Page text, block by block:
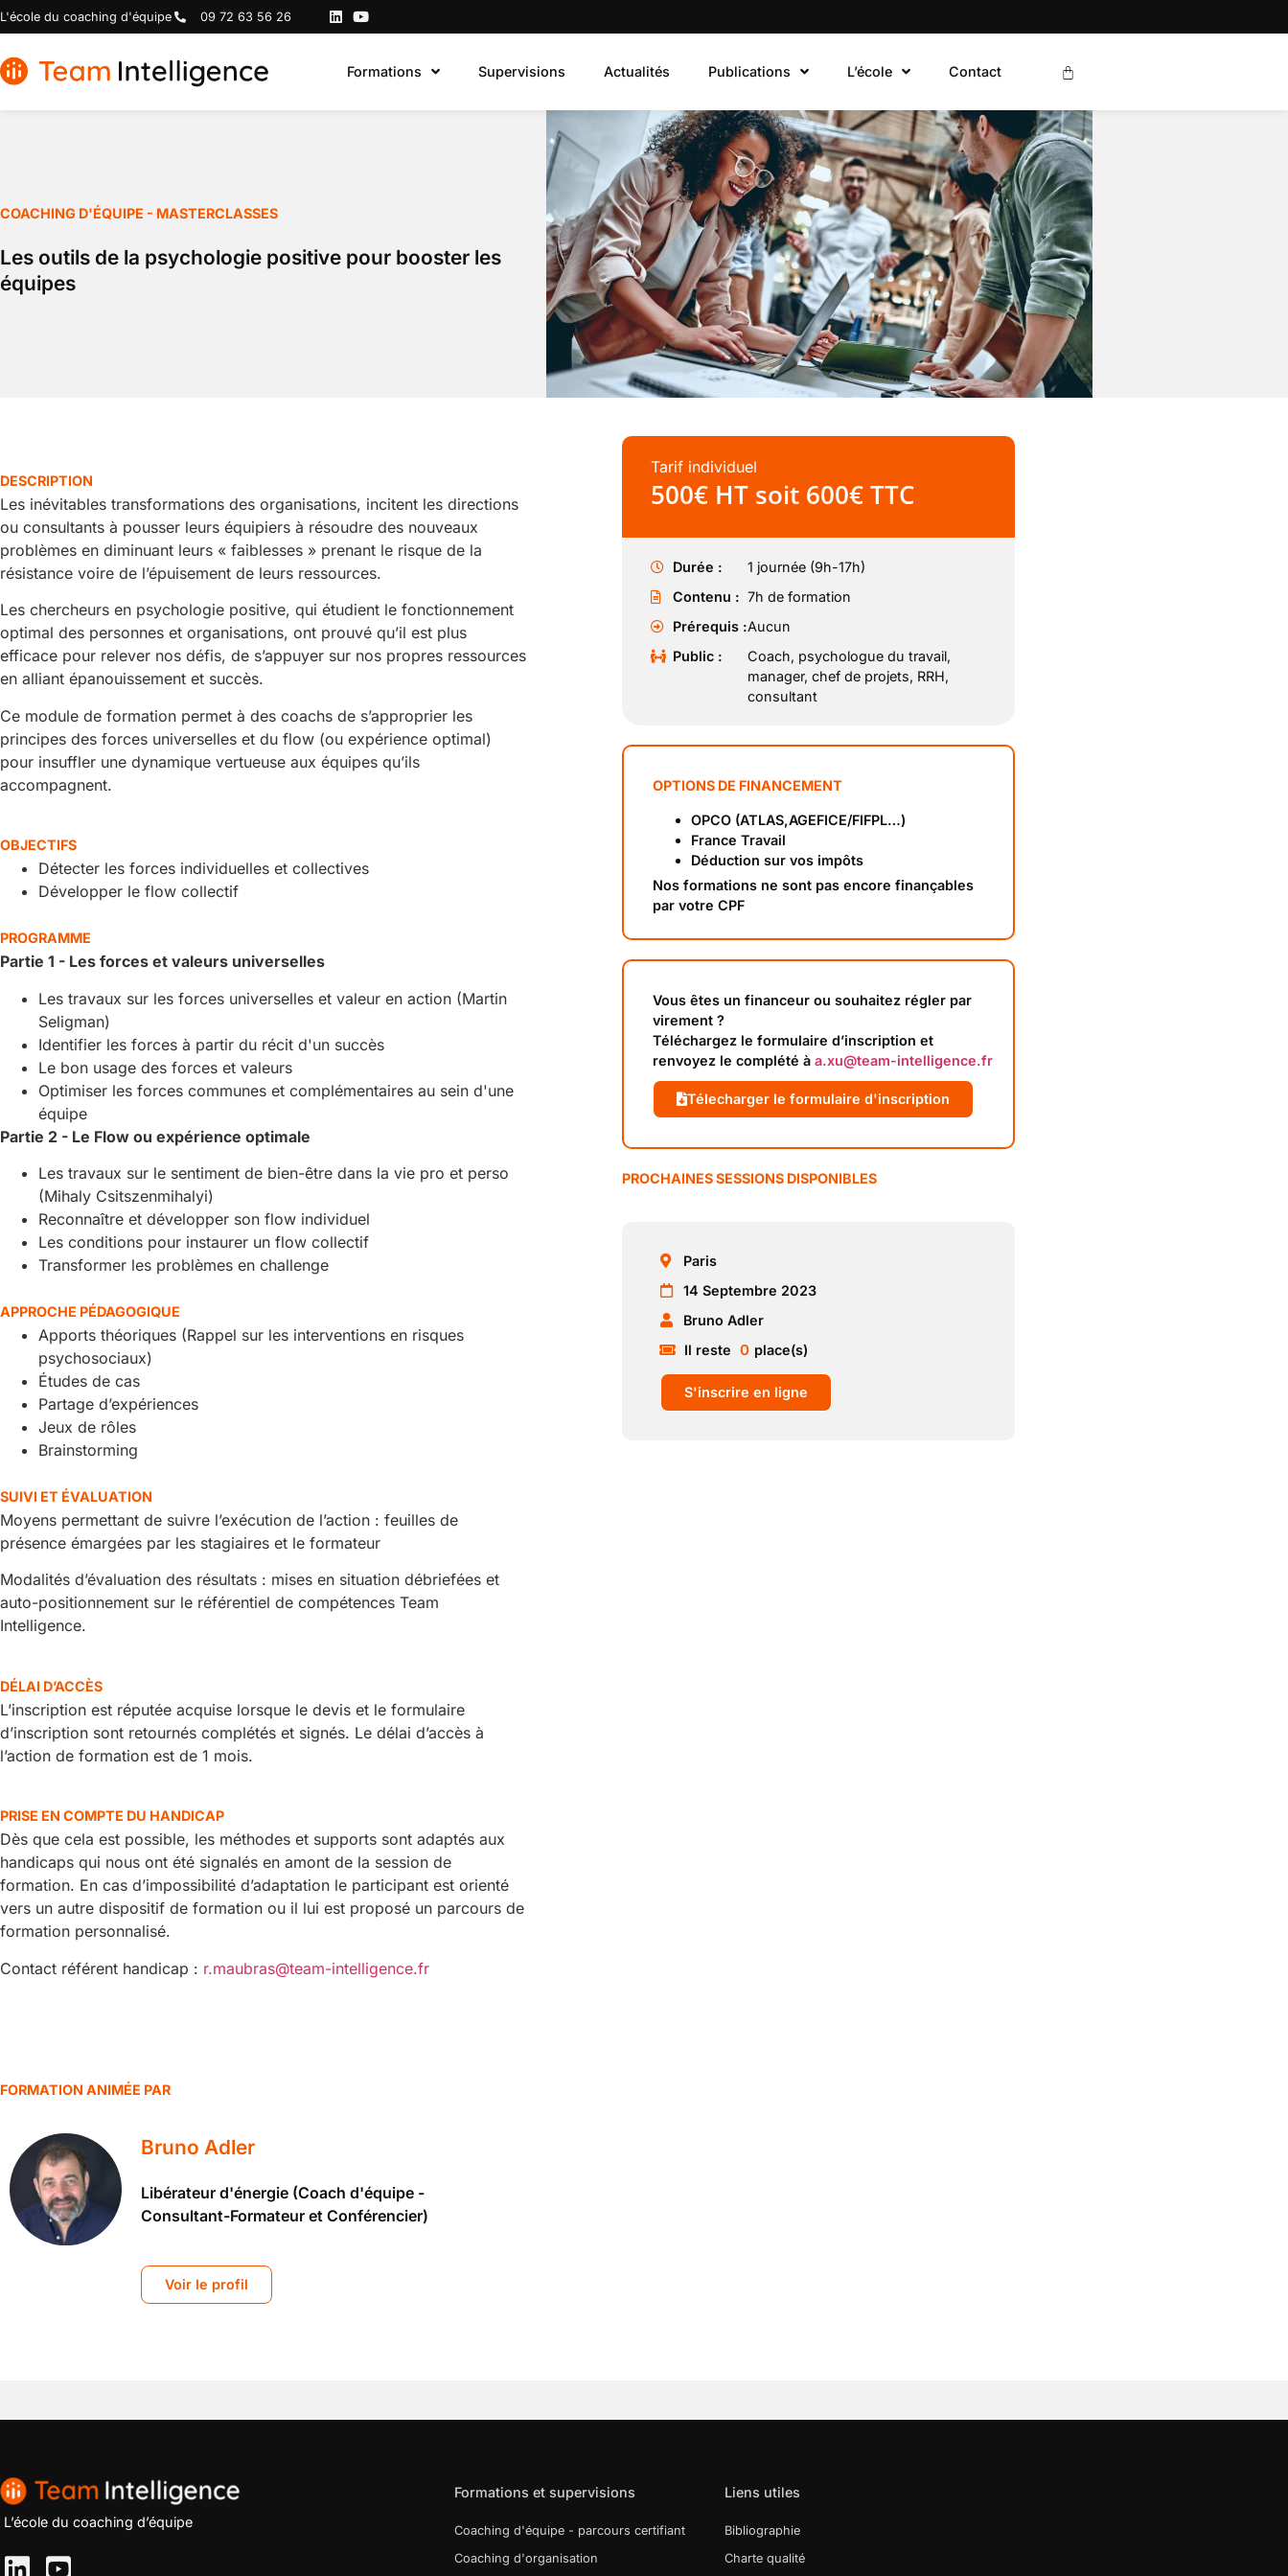
L'école du coaching d'équipe 09 72 63 56 26
Formations Supervisions Actualités Publications L’école Contact
COACHING D'ÉQUIPE - MASTERCLASSES
Les outils de la psychologie positive pour booster les
équipes
DESCRIPTION
Les inévitables transformations des organisations, incitent les directions
ou consultants à pousser leurs équipiers à résoudre des nouveaux
problèmes en diminuant leurs « faiblesses » prenant le risque de la
résistance voire de l’épuisement de leurs ressources.
Les chercheurs en psychologie positive, qui étudient le fonctionnement
optimal des personnes et organisations, ont prouvé qu’il est plus
efficace pour relever nos défis, de s’appuyer sur nos propres ressources
en alliant épanouissement et succès.
Ce module de formation permet à des coachs de s’approprier les
principes des forces universelles et du flow (ou expérience optimal)
pour insuffler une dynamique vertueuse aux équipes qu’ils
accompagnent.
OBJECTIFS
Détecter les forces individuelles et collectives
Développer le flow collectif
PROGRAMME
Partie 1 - Les forces et valeurs universelles
Les travaux sur les forces universelles et valeur en action (Martin
Seligman)
Identifier les forces à partir du récit d'un succès
Le bon usage des forces et valeurs
Optimiser les forces communes et complémentaires au sein d'une
équipe
Partie 2 - Le Flow ou expérience optimale
Les travaux sur le sentiment de bien-être dans la vie pro et perso
(Mihaly Csitszenmihalyi)
Reconnaître et développer son flow individuel
Les conditions pour instaurer un flow collectif
Transformer les problèmes en challenge
APPROCHE PÉDAGOGIQUE
Apports théoriques (Rappel sur les interventions en risques
psychosociaux)
Études de cas
Partage d’expériences
Jeux de rôles
Brainstorming
SUIVI ET ÉVALUATION
Moyens permettant de suivre l’exécution de l’action : feuilles de
présence émargées par les stagiaires et le formateur
Modalités d’évaluation des résultats : mises en situation débriefées et
auto-positionnement sur le référentiel de compétences Team
Intelligence.
DÉLAI D’ACCÈS
L’inscription est réputée acquise lorsque le devis et le formulaire
d’inscription sont retournés complétés et signés. Le délai d’accès à
l’action de formation est de 1 mois.
PRISE EN COMPTE DU HANDICAP
Dès que cela est possible, les méthodes et supports sont adaptés aux
handicaps qui nous ont été signalés en amont de la session de
formation. En cas d’impossibilité d’adaptation le participant est orienté
vers un autre dispositif de formation ou il lui est proposé un parcours de
formation personnalisé.
Contact référent handicap : r.maubras@team-intelligence.fr
FORMATION ANIMÉE PAR
Bruno Adler
Libérateur d'énergie (Coach d'équipe -
Consultant-Formateur et Conférencier)
Voir le profil
Tarif individuel
500€ HT soit 600€ TTC
Durée :
Contenu :
Prérequis :
Public :
1 journée (9h-17h)
7h de formation
Aucun
Coach, psychologue du travail,
manager, chef de projets, RRH,
consultant
OPTIONS DE FINANCEMENT
OPCO (ATLAS,AGEFICE/FIFPL…)
France Travail
Déduction sur vos impôts
Nos formations ne sont pas encore finançables
par votre CPF
Vous êtes un financeur ou souhaitez régler par
virement ?
Téléchargez le formulaire d’inscription et
renvoyez le complété àa.xu@team-intelligence.fr
Télecharger le formulaire d'inscription
PROCHAINES SESSIONS DISPONIBLES
Paris
14 Septembre 2023
Bruno Adler
Il reste 0 place(s)
S'inscrire en ligne
L’école du coaching d’équipe
Formations et supervisions
Coaching d'équipe - parcours certifiant
Coaching d'organisation
Liens utiles
Bibliographie
Charte qualité